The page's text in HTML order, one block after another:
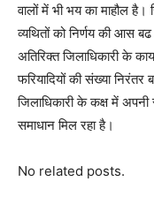
वालों में भी भय का माहौल
व्यथितों को निर्णय की आस
अतिरिक्त जिलाधिकारी के
फरियादियों की संख्या
जिलाधिकारी के कक्ष में
समाधान मिल रहा है।
No related posts.